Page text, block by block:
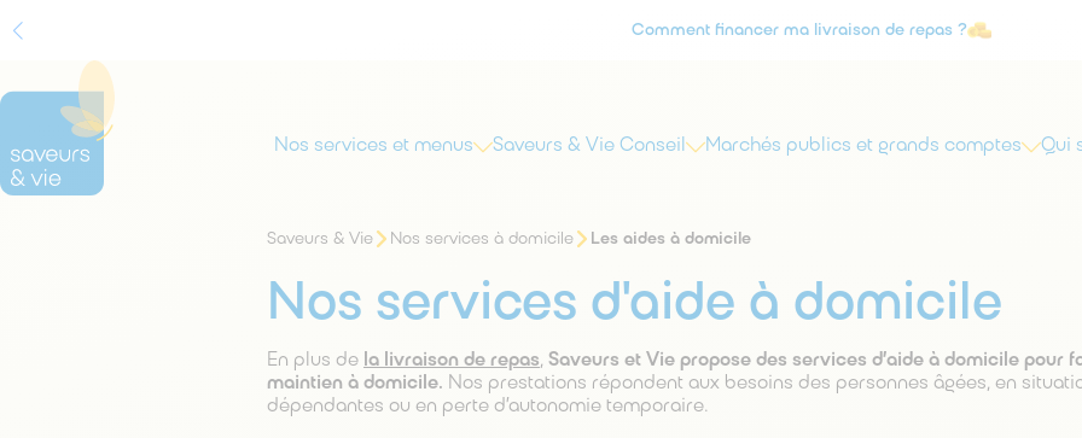
Agrément Service à la personne
Comment financer ma livraison de repas ?
Nos services et menus Saveurs & Vie Conseil Marchés publics et grands comptes Qui
Vous
ici
Saveurs & Vie Nos services à domicile Les aides à domicile
Nos services d'aide à domicile
En plus de la livraison de repas, Saveurs et Vie propose des services d’aide à domicile pour
maintien à domicile. Nos prestations répondent aux besoins des personnes âgées, en
dépendantes ou en perte d’autonomie temporaire.